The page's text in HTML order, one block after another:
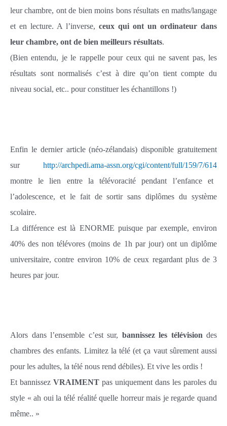
leur chambre, ont de bien moins bons résultats en maths/langage
et en lecture. A l’inverse, ceux qui ont un ordinateur dans
leur chambre, ont de bien meilleurs résultats.
(Bien entendu, je le rappelle pour ceux qui ne savent pas, les
résultats sont normalisés c’est à dire qu’on tient compte du
niveau social, etc.. pour constituer les échantillons !)
Enfin le dernier article (néo-zélandais) disponible gratuitement
sur http://archpedi.ama-assn.org/cgi/content/full/159/7/614
montre le lien entre la télévoracité pendant l’enfance et
l’adolescence, et le fait de sortir sans diplômes du système
scolaire.
La différence est là ENORME puisque par exemple, environ
40% des non télévores (moins de 1h par jour) ont un diplôme
universitaire, contre environ 10% de ceux regardant plus de 3
heures par jour.
Alors dans l’ensemble c’est sur, bannissez les télévision des
chambres des enfants. Limitez la télé (et ça vaut sûrement aussi
pour les adultes, la télé nous rend débiles). Et vive les ordis !
Et bannissez VRAIMENT pas uniquement dans les paroles du
style « ah oui la télé réalité quelle horreur mais je regarde quand
même.. »